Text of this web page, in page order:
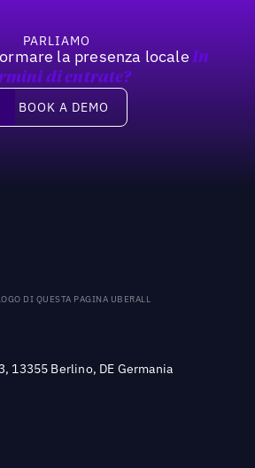
PARLIAMO
la presenza locale In
di entrate?
a demo
BOOK A DEMO
DI QUESTA PAGINA UBERALL
13355 Berlino, DE Germania